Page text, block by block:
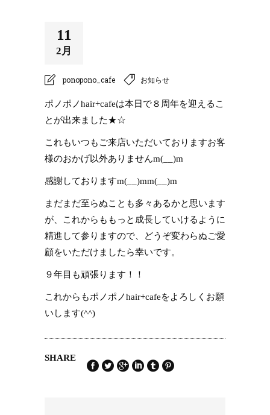
11
2月
ponopono_cafe お知らせ
ポノポノhair+cafeは本日で８周年を迎えるこ
とが出来ました★☆
これもいつもご来店いただいておりますお客
様のおかげ以外ありませんm(__)m
感謝しておりますm(__)mm(__)m
まだまだ至らぬことも多々あるかと思います
が、これからももっと成長していけるように
精進して参りますので、どうぞ変わらぬご愛
顧をいただけましたら幸いです。
９年目も頑張ります！！
これからもポノポノhair+cafeをよろしくお願
いします(^^)
SHARE